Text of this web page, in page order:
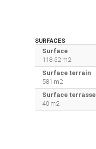
SURFACES
Surface
118.52 m2
Surface terrain
581 m2
Surface terrasse
40 m2